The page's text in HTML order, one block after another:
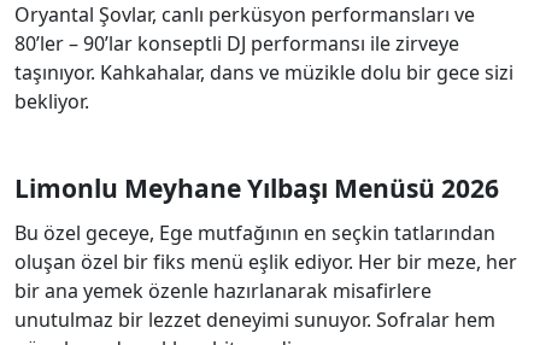
Oryantal Şovlar, canlı perküsyon performansları ve
80’ler – 90’lar konseptli DJ performansı ile zirveye
taşınıyor. Kahkahalar, dans ve müzikle dolu bir gece sizi
bekliyor.
Limonlu Meyhane Yılbaşı Menüsü 2026
Bu özel geceye, Ege mutfağının en seçkin tatlarından
oluşan özel bir fiks menü eşlik ediyor. Her bir meze, her
bir ana yemek özenle hazırlanarak misafirlere
unutulmaz bir lezzet deneyimi sunuyor. Sofralar hem